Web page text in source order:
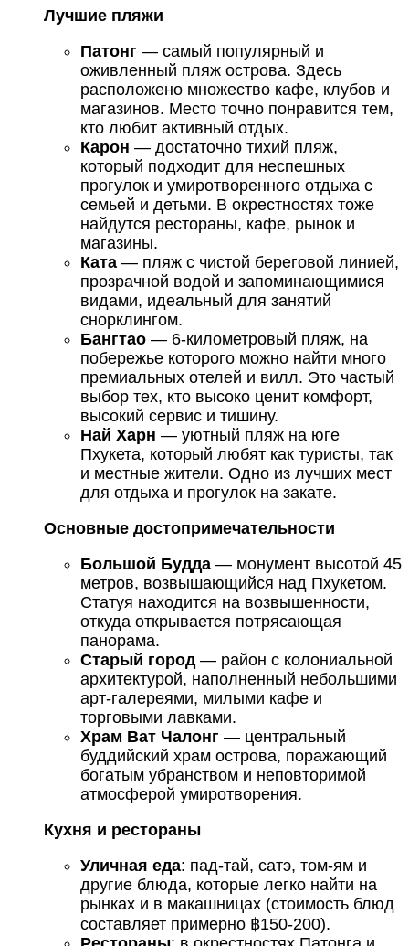
Лучшие пляжи
Патонг — самый популярный и
оживленный пляж острова. Здесь
расположено множество кафе, клубов и
магазинов. Место точно понравится тем,
кто любит активный отдых.
Карон — достаточно тихий пляж,
который подходит для неспешных
прогулок и умиротворенного отдыха с
семьей и детьми. В окрестностях тоже
найдутся рестораны, кафе, рынок и
магазины.
Ката — пляж с чистой береговой линией,
прозрачной водой и запоминающимися
видами, идеальный для занятий
снорклингом.
Бангтао — 6-километровый пляж, на
побережье которого можно найти много
премиальных отелей и вилл. Это частый
выбор тех, кто высоко ценит комфорт,
высокий сервис и тишину.
Най Харн — уютный пляж на юге
Пхукета, который любят как туристы, так
и местные жители. Одно из лучших мест
для отдыха и прогулок на закате.
Основные достопримечательности
Большой Будда — монумент высотой 45
метров, возвышающийся над Пхукетом.
Статуя находится на возвышенности,
откуда открывается потрясающая
панорама.
Старый город— район с колониальной
архитектурой, наполненный небольшими
арт-галереями, милыми кафе и
торговыми лавками.
Храм Ват Чалонг — центральный
буддийский храм острова, поражающий
богатым убранством и неповторимой
атмосферой умиротворения.
Кухня и рестораны
Уличная еда: пад-тай, сатэ, том-ям и
другие блюда, которые легко найти на
рынках и в макашницах (стоимость блюд
составляет примерно ฿150-200).